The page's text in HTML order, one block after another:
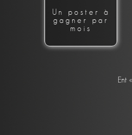
Un poster à
gagner par
mois
Ent